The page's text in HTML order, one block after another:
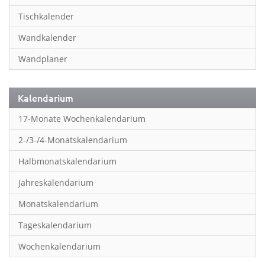
Inspiration & Entspannung
Inspiration & Spiritualität
Kinderkalender
Kunst
Länder & Städte
Landschaft & Natur
Lifestyle
Literatur
Manga & Animé
Neutrale Kalender
Partner- & Wandplaner
Planung & Organisation
Tischkalender
Wandkalender
Wandplaner
Kalendarium
17-Monate Wochenkalendarium
2-/3-/4-Monatskalendarium
Halbmonatskalendarium
Jahreskalendarium
Monatskalendarium
Tageskalendarium
Wochenkalendarium